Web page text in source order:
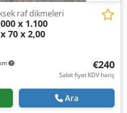
raf dikmeleri
x 1.100
70 x 2,00
€240
Sabit fiyat KDV hariç
Ara